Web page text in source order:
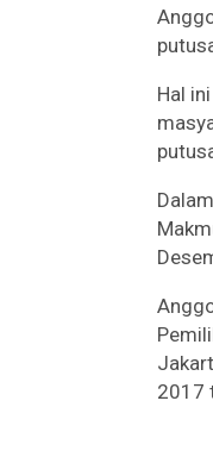
Hal
2017